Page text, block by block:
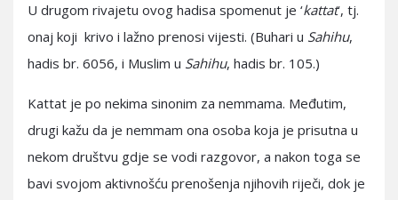
U drugom rivajetu ovog hadisa spomenut je ‘kattat‘, tj.
onaj koji krivo i lažno prenosi vijesti. (Buhari u Sahihu,
hadis br. 6056, i Muslim u Sahihu, hadis br. 105.)
Kattat je po nekima sinonim za nemmama. Međutim,
drugi kažu da je nemmam ona osoba koja je prisutna u
nekom društvu gdje se vodi razgovor, a nakon toga se
bavi svojom aktivnošću prenošenja njihovih riječi, dok je